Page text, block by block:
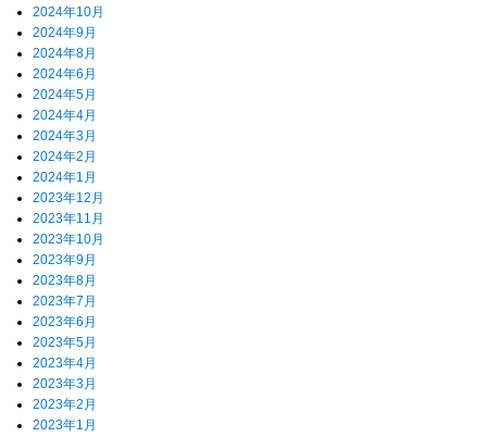
2024年10月
2024年9月
2024年8月
2024年6月
2024年5月
2024年4月
2024年3月
2024年2月
2024年1月
2023年12月
2023年11月
2023年10月
2023年9月
2023年8月
2023年7月
2023年6月
2023年5月
2023年4月
2023年3月
2023年2月
2023年1月